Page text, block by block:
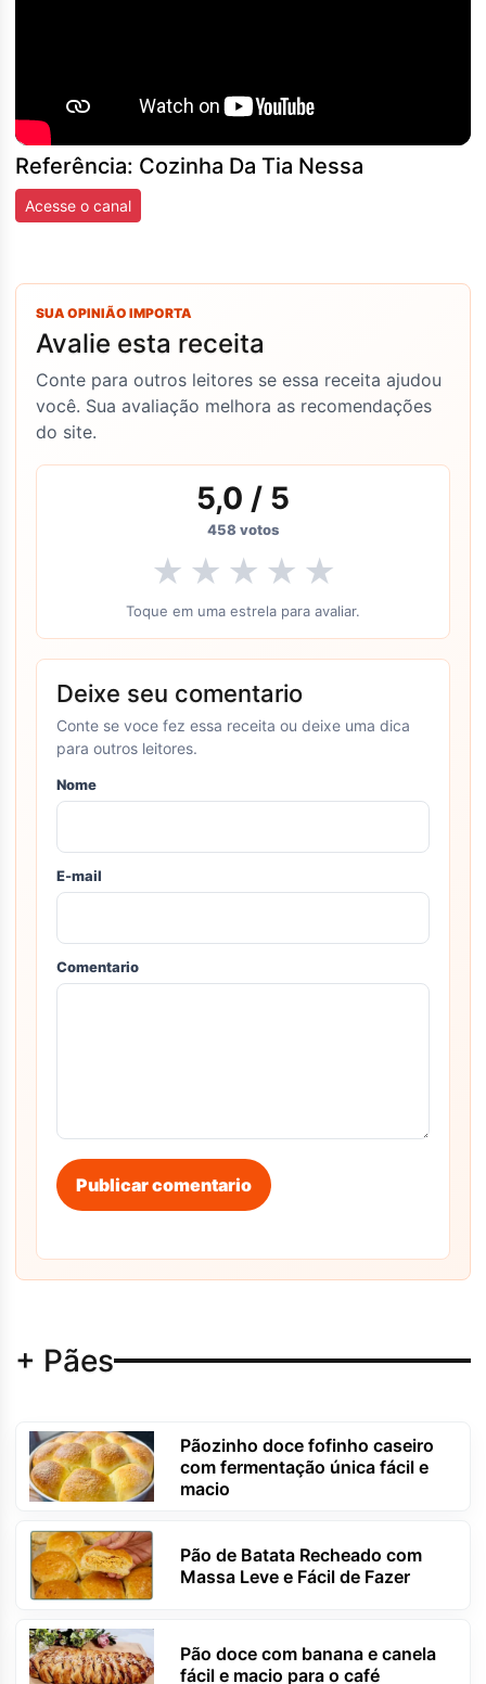
Referência: Cozinha Da Tia Nessa
Acesse o canal
SUA OPINIÃO IMPORTA
Avalie esta receita
Conte para outros leitores se essa receita ajudou
você. Sua avaliação melhora as recomendações
do site.
5,0 / 5
458votos
★ ★ ★ ★ ★
Toque em uma estrela para avaliar.
Deixe seu comentario
Conte se voce fez essa receita ou deixe uma dica
para outros leitores.
Nome
E-mail
Comentario
Publicar comentario
+ Pães
Pãozinho doce fofinho caseiro
com fermentação única fácil e
macio
Pão de Batata Recheado com
Massa Leve e Fácil de Fazer
Pão doce com banana e canela
fácil e macio para o café